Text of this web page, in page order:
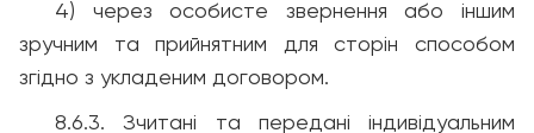
4) через особисте звернення або іншим
зручним та прийнятним для сторін способом
згідно з укладеним договором.
8.6.3. Зчитані та передані індивідуальним